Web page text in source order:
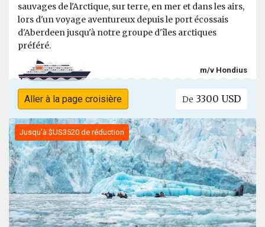
sauvages de l'Arctique, sur terre, en mer et dans les airs,
lors d'un voyage aventureux depuis le port écossais
d'Aberdeen jusqu'à notre groupe d'îles arctiques
préféré.
m/v Hondius
Aller à la page croisière De 3300 USD
Jusqu'à $US3520 de réduction